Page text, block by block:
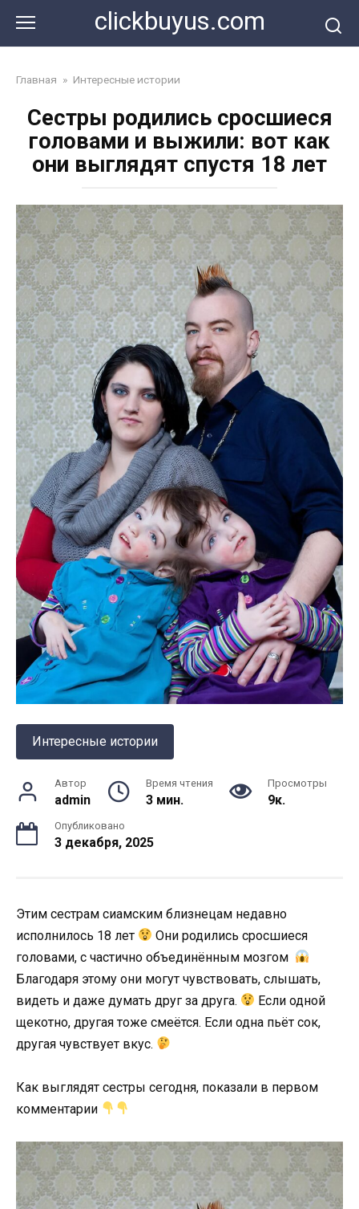
контенту
clickbuyus.com
Главная » Интересные истории
Сестры родились сросшиеся
головами и выжили: вот как
они выглядят спустя 18 лет
Интересные истории
Автор
admin
Время чтения
3 мин.
Просмотры
9к.
Опубликовано
3 декабря, 2025
Этим сестрам сиамским близнецам недавно
исполнилось 18 лет
Они родились сросшиеся
головами, с частично объединённым мозгом
Благодаря этому они могут чувствовать, слышать,
видеть и даже думать друг за друга.
Если одной
щекотно, другая тоже смеётся. Если одна пьёт сок,
другая чувствует вкус.
Как выглядят сестры сегодня, показали в первом
комментарии